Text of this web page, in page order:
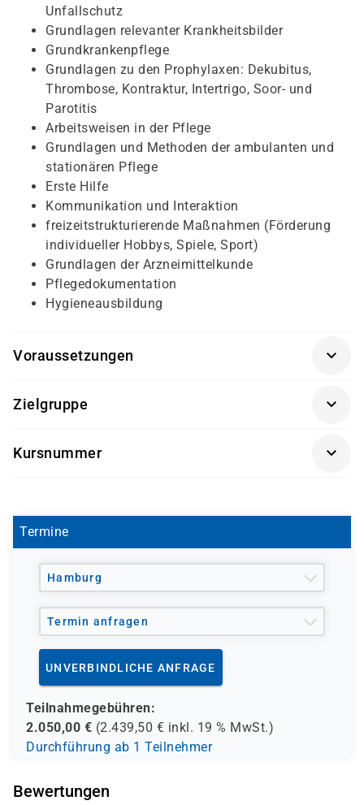
Unfallschutz
Grundlagen relevanter Krankheitsbilder
Grundkrankenpflege
Grundlagen zu den Prophylaxen: Dekubitus,
Thrombose, Kontraktur, Intertrigo, Soor- und
Parotitis
Arbeitsweisen in der Pflege
Grundlagen und Methoden der ambulanten und
stationären Pflege
Erste Hilfe
Kommunikation und Interaktion
freizeitstrukturierende Maßnahmen (Förderung
individueller Hobbys, Spiele, Sport)
Grundlagen der Arzneimittelkunde
Pflegedokumentation
Hygieneausbildung
Voraussetzungen
Kursteilnehmenden folgende Vorkenntnisse mitbringen:
Zielgruppe
mit pflegebedürftigen Menschen, die an
Kursnummer
Termine
Hamburg
Termin anfragen
UNVERBINDLICHE ANFRAGE
Teilnahmegebühren:
2.050,00 € (2.439,50 € inkl. 19 % MwSt.)
Durchführung ab 1 Teilnehmer
Bewertungen